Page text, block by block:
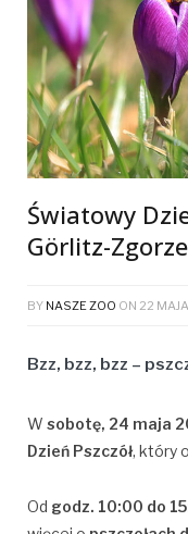
Światowy
Görlitz-
BY NASZE ZOO ON 22
Bzz, bzz, bzz –
W sobotę, 24 maja
Dzień Pszczół, który
Od godz. 10:00 do